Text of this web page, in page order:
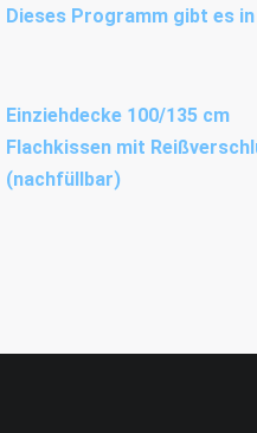
Dieses Programm gibt es
Einziehdecke 100/135 cm
Flachkissen mit
(nachfüllbar)